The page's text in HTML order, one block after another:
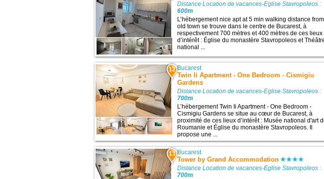
Distance Location de vacances-Eglise Stavropoleos :
600m
L’hébergement nice apt at 5 min walking distance from
old town se trouve dans le centre de Bucarest, à
respectivement 700 mètres et 400 mètres de ces lieux
d’intérêt : Église du monastère Stavropoleos et
national ...
12 Bucarest
Twin Ii Apartment - One Bedroom - Cismigiu
Gardens
Distance Location de vacances-Eglise Stavropoleos :
700m
L’hébergement Twin Ii Apartment - One Bedroom -
Cismigiu Gardens se situe au cœur de Bucarest, à
proximité de ces lieux d’intérêt : Musée national d'art
Roumanie et Église du monastère Stavropoleos. Il
propose une ...
13 Bucarest
Tower by Grand Accommodation
Distance Location de vacances-Eglise Stavropoleos :
700m